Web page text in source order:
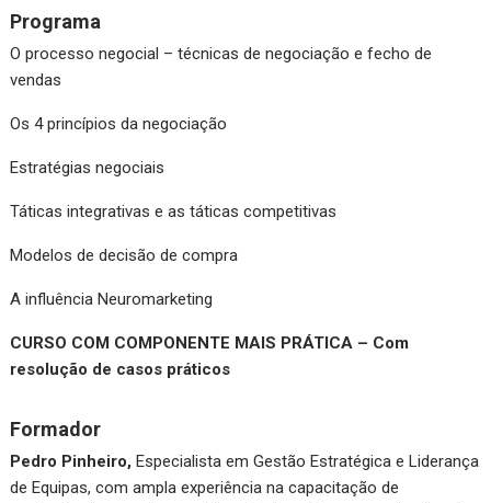
Programa
O processo negocial – técnicas de negociação e fecho de
vendas
Os 4 princípios da negociação
Estratégias negociais
Táticas integrativas e as táticas competitivas
Modelos de decisão de compra
A influência Neuromarketing
CURSO COM COMPONENTE MAIS PRÁTICA – Com
resolução de casos práticos
Formador
Pedro Pinheiro,Especialista em Gestão Estratégica e Liderança
de Equipas, com ampla experiência na capacitação de